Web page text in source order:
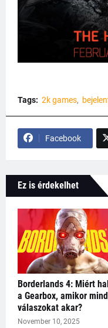
Tags: 2k games
Facebook
Ez is érdekelhet
Borderlands 4: Miért
a Gearbox, amikor
válaszokat akar?
November 10, 2025